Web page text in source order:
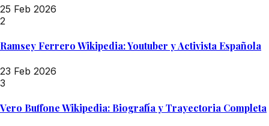
25 Feb 2026
2
Ramsey Ferrero Wikipedia: Youtuber y Activista Española
23 Feb 2026
3
Vero Buffone Wikipedia: Biografía y Trayectoria Completa